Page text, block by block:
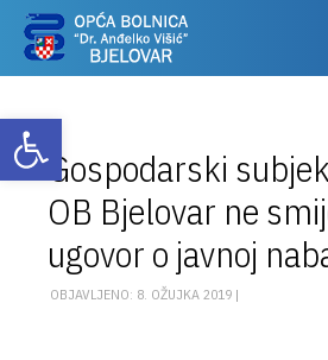
Otvori alatnu traku
Gospodarski
OB Bjelovar ne
ugovor o javnoj
OBJAVLJENO: 8. OŽUJKA 2019 |